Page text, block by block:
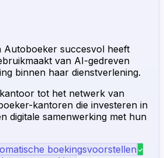
Autoboeker succesvol heeft
van AI-gedreven
binnen haar dienstverlening.
tot het netwerk van
kantoren die investeren in
digitale samenwerking met hun
boekingsvoorstellen